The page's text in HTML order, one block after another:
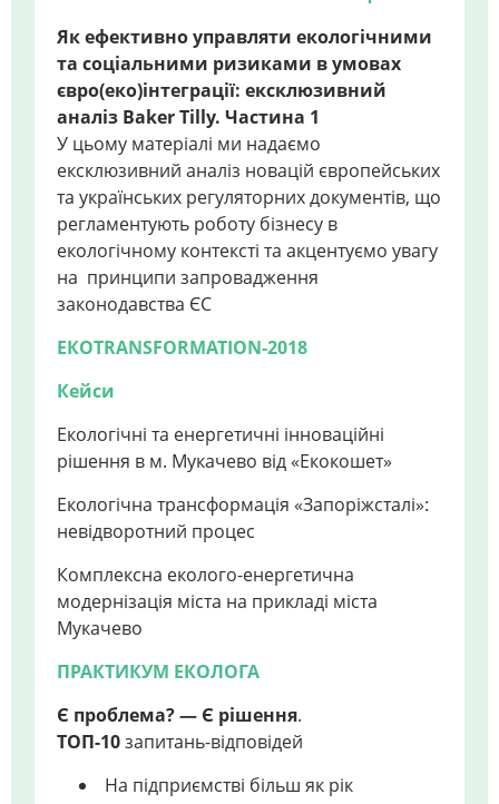
Як ефективно управляти екологічними
та соціальними ризиками в умовах
євро(еко)інтеграції: ексклюзивний
аналіз Baker Tilly. Частина 1
У цьому матеріалі ми надаємо
ексклюзивний аналіз новацій європейських
та українських регуляторних документів, що
регламентують роботу бізнесу в
екологічному контексті та акцентуємо увагу
на принципи запровадження
законодавства ЄС
ЕКОTRANSFORMATION-2018
Кейси
Екологічні та енергетичні інноваційні
рішення в м. Мукачево від «Екокошет»
Екологічна трансформація «Запоріжсталі»:
невідворотний процес
Комплексна еколого-енергетична
модернізація міста на прикладі міста
Мукачево
ПРАКТИКУМ ЕКОЛОГА
Є проблема? — Є рішення.
ТОП-10запитань-відповідей
На підприємстві більш як рік